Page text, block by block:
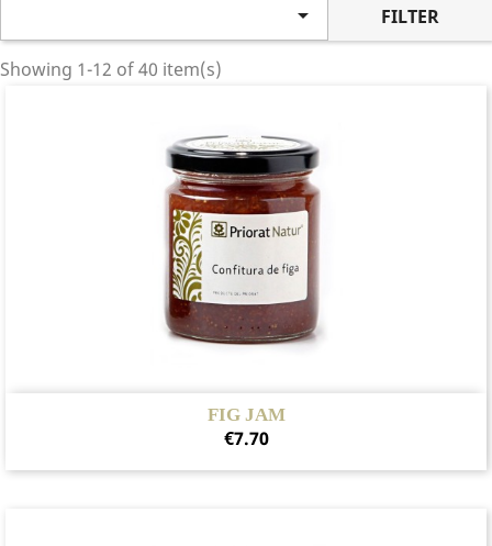
 FILTER
Showing 1-12 of 40 item(s)
FIG JAM
Price
€7.70